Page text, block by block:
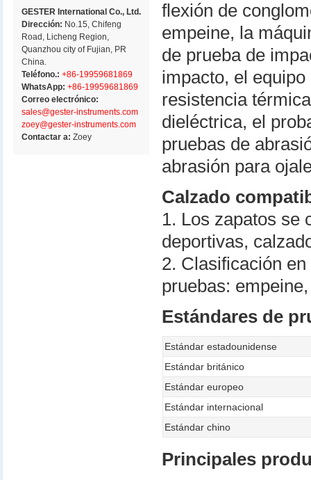
GESTER International Co., Ltd.
Dirección: No.15, Chifeng
Road, Licheng Region,
Quanzhou city of Fujian, PR
China.
Teléfono.: +86-19959681869
WhatsApp: +86-19959681869
Correo electrónico:
sales@gester-instruments.com
zoey@gester-instruments.com
Contactar a:Zoey
flexión de
empeine, la
de prueba de
impacto, el
resistencia
dieléctrica, el
pruebas de
abrasión para
Calzado
1. Los zapatos se
deportivas,
2. Clasificación
pruebas:
Estándares de
Estándar estadounidense
Estándar británico
Estándar europeo
Estándar internacional
Estándar chino
Principales